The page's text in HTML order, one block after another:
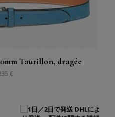
Taurillon, dragée
€